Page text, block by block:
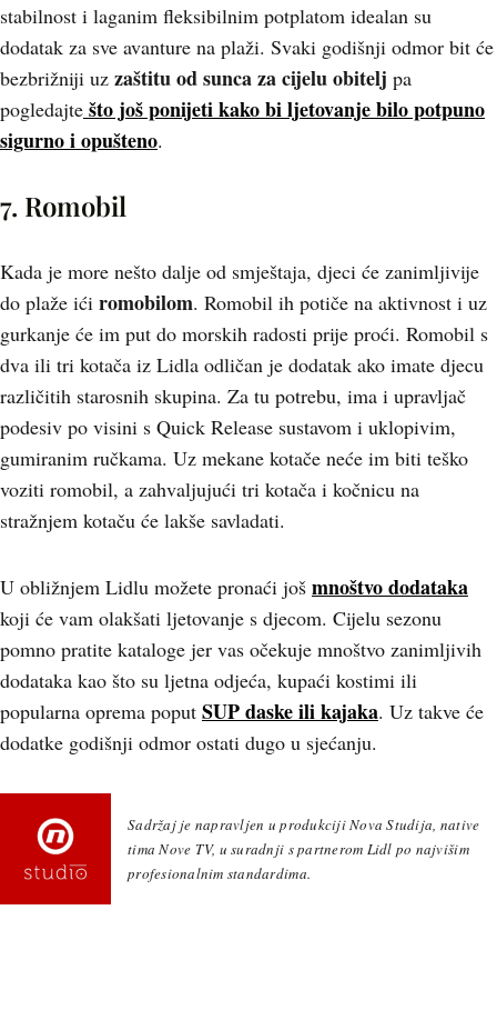
stabilnost i laganim fleksibilnim potplatom idealan su
dodatak za sve avanture na plaži. Svaki godišnji odmor bit će
bezbrižniji uz zaštitu od sunca za cijelu obitelj pa
pogledajte što još ponijeti kako bi ljetovanje bilo potpuno
sigurno i opušteno.
7. Romobil
Kada je more nešto dalje od smještaja, djeci će zanimljivije
do plaže ići romobilom. Romobil ih potiče na aktivnost i uz
gurkanje će im put do morskih radosti prije proći. Romobil s
dva ili tri kotača iz Lidla odličan je dodatak ako imate djecu
različitih starosnih skupina. Za tu potrebu, ima i upravljač
podesiv po visini s Quick Release sustavom i uklopivim,
gumiranim ručkama. Uz mekane kotače neće im biti teško
voziti romobil, a zahvaljujući tri kotača i kočnicu na
stražnjem kotaču će lakše savladati.
U obližnjem Lidlu možete pronaći još mnoštvo dodataka
koji će vam olakšati ljetovanje s djecom. Cijelu sezonu
pomno pratite kataloge jer vas očekuje mnoštvo zanimljivih
dodataka kao što su ljetna odjeća, kupaći kostimi ili
popularna oprema poput SUP daske ili kajaka. Uz takve će
dodatke godišnji odmor ostati dugo u sjećanju.
Sadržaj je napravljen u produkciji Nova Studija, native
tima Nove TV, u suradnji s partnerom Lidl po najvišim
profesionalnim standardima.